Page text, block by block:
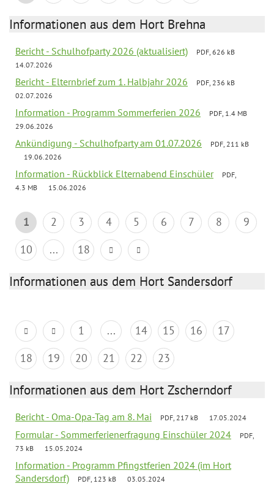
Informationen aus dem Hort Brehna
Bericht - Schulhofparty 2026 (aktualisiert)
PDF, 626 kB
14.07.2026
Bericht - Elternbrief zum 1. Halbjahr 2026
PDF, 236 kB
02.07.2026
Information - Programm Sommerferien 2026
PDF, 1.4 MB
29.06.2026
Ankündigung - Schulhofparty am 01.07.2026
PDF, 211 kB
19.06.2026
Information - Rückblick Elternabend Einschüler
PDF,
4.3 MB
15.06.2026
1 2 3 4 5 6 7 8
9
10
... 18
Informationen aus dem Hort Sandersdorf
1 ... 14 15 16
17
18
19 20 21 22 23
Informationen aus dem Hort Zscherndorf
Bericht - Oma-Opa-Tag am 8. Mai PDF, 217 kB 17.05.2024
Formular - Sommerferienerfragung Einschüler 2024
PDF,
73 kB
15.05.2024
Information - Programm Pfingstferien 2024 (im Hort
Sandersdorf)
PDF, 123 kB 03.05.2024